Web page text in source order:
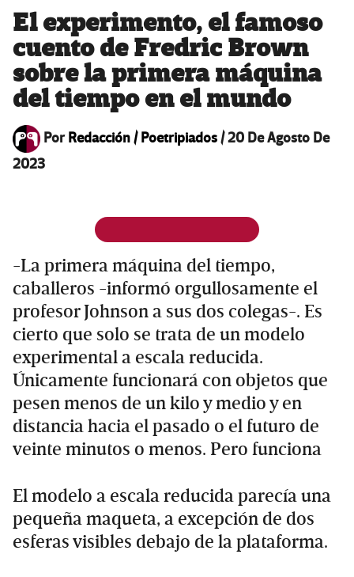
El experimento, el famoso
cuento de Fredric Brown
sobre la primera máquina
del tiempo en el mundo
PorRedacción / Poetripiados/20 De Agosto De
2023
-La primera máquina del tiempo,
caballeros -informó orgullosamente el
profesor Johnson a sus dos colegas-. Es
cierto que solo se trata de un modelo
experimental a escala reducida.
Únicamente funcionará con objetos que
pesen menos de un kilo y medio y en
distancia hacia el pasado o el futuro de
veinte minutos o menos. Pero funciona
El modelo a escala reducida parecía una
pequeña maqueta, a excepción de dos
esferas visibles debajo de la plataforma.